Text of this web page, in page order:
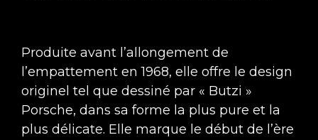
Produite avant l’allongement de
l’empattement en 1968, elle offre le design
originel tel que dessiné par « Butzi »
Porsche, dans sa forme la plus pure et la
plus délicate. Elle marque le début de l’ère